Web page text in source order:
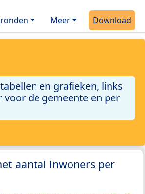
Meer Download
en grafieken, links
voor de gemeente en per
aantal inwoners per